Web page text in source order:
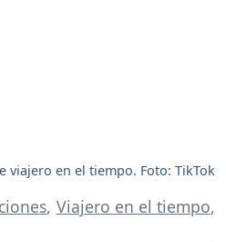
viajero en el tiempo. Foto: TikTok
, Viajero en el tiempo,